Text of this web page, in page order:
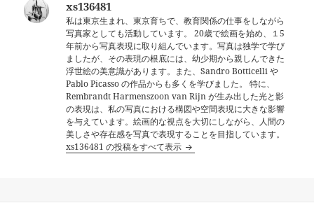
xs136481
私は東京生まれ、東京育ちで、教育関係の仕事をしながら
写真家としても活動しています。 20歳で絵画を始め、１5
年前から写真表現に取り組んでいます。写真は独学で学び
ましたが、その表現の根底には、幼少期から親しんできた
浮世絵の美意識があります。また、Sandro Botticelli や
Pablo Picasso の作品からも多くを学びました。 特に、
Rembrandt Harmenszoon van Rijn が生み出した光と影
の表現は、私の写真における構図や空間表現に大きな影響
を与えています。絵画的な視点を大切にしながら、人間の
美しさや存在感を写真で表現することを目指しています。
xs136481 の投稿をすべて表示